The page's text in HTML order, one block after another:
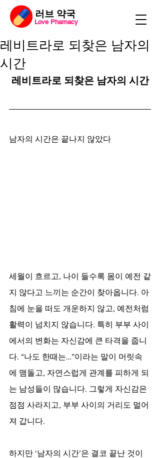
​러브 약국
Love Phamacy
레비트라로 되찾은 남자의
시간
레비트라로 되찾은 남자의 시간
남자의 시간은 끝나지 않았다
세월이 흐르고, 나이 들수록 몸이 예전 같
지 않다고 느끼는 순간이 찾아옵니다. 아
침에 눈을 떠도 개운하지 않고, 예전처럼
활력이 넘치지 않습니다. 특히 부부 사이
에서의 변화는 자신감에 큰 타격을 줍니
다. “나도 한때는…”이라는 말이 머릿속
에 맴돌고, 자연스럽게 관계를 피하게 되
는 남성들이 많습니다. 그렇게 자신감은
점점 사라지고, 부부 사이의 거리도 멀어
져 갑니다.
하지만 ‘남자의 시간’은 결코 끝난 것이